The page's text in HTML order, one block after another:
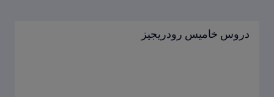
دروس خاميس رودريجيز